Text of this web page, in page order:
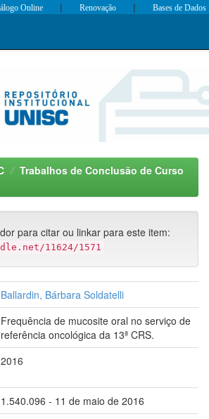
Online | Renovação | Bases de Dados
Trabalhos de Conclusão de Curso
para citar ou linkar para este item:
11624/1571
Ballardin, Bárbara Soldatelli
Frequência de mucosite oral no serviço de
referência oncológica da 13ª CRS.
2016
1.540.096 - 11 de maio de 2016